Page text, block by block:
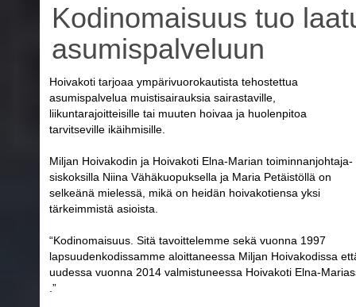
Kodinomaisuus tuo
asumispalveluun
Hoivakoti tarjoaa ympärivuorokautista tehostettua
asumispalvelua muistisairauksia sairastaville,
liikuntarajoitteisille tai muuten hoivaa ja huolenpitoa
tarvitseville ikäihmisille.
Miljan Hoivakodin ja Hoivakoti Elna-Marian toiminnanjohtaja-
siskoksilla Niina Vähäkuopuksella ja Maria Petäistöllä on
selkeänä mielessä, mikä on heidän hoivakotiensa yksi
tärkeimmistä asioista.
“Kodinomaisuus. Sitä tavoittelemme sekä vuonna 1997
lapsuudenkodissamme aloittaneessa Miljan Hoivakodissa
uudessa vuonna 2014 valmistuneessa Hoivakoti Elna-
.”